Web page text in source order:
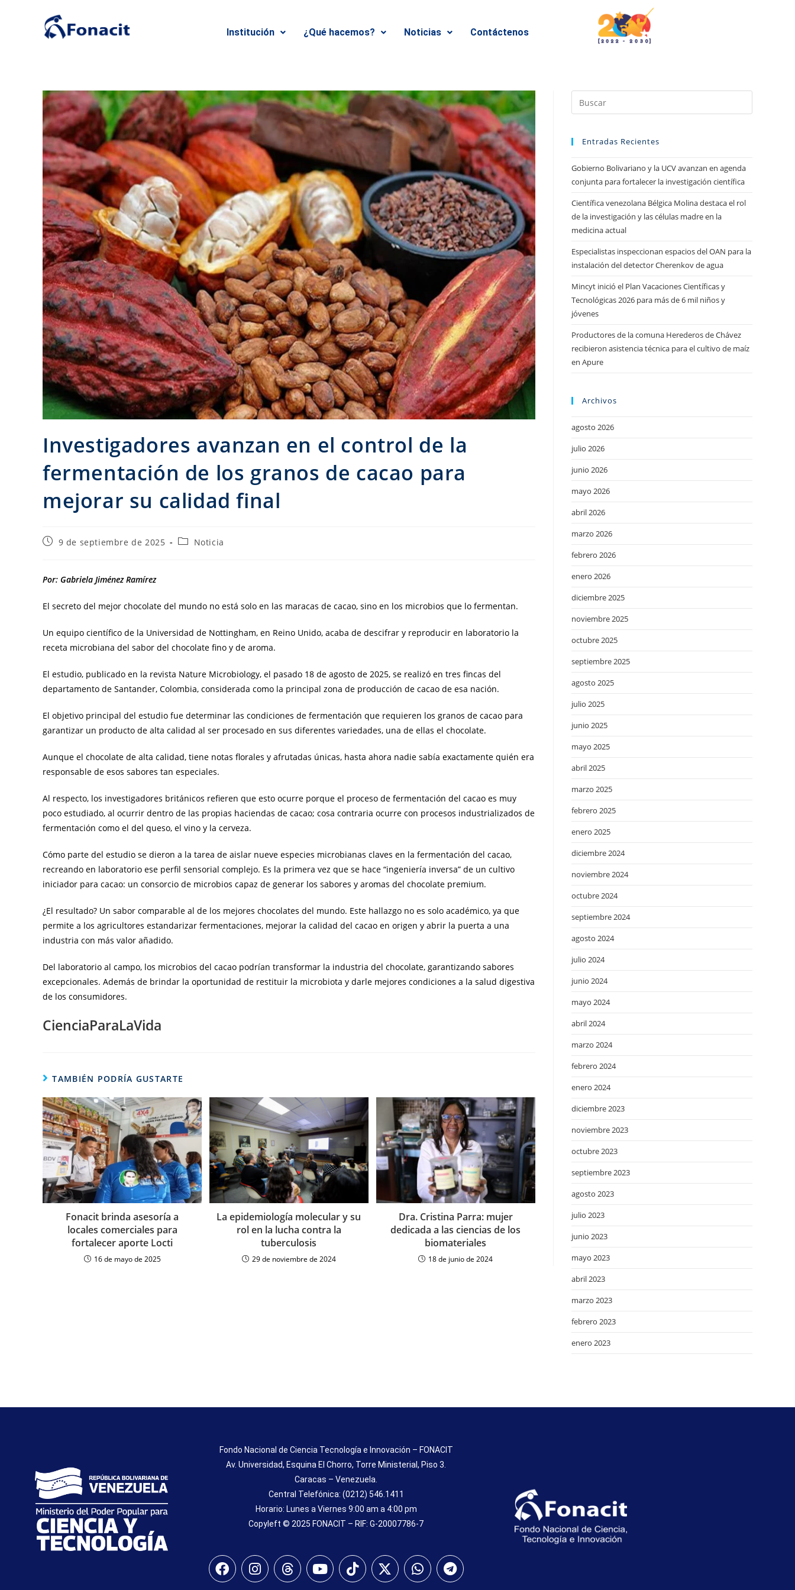
Institución ¿Qué hacemos? Noticias Contáctenos
Investigadores avanzan en el control de la
fermentación de los granos de cacao para
mejorar su calidad final
9 de septiembre de 2025 Noticia
Por: Gabriela Jiménez Ramírez
El secreto del mejor chocolate del mundo no está solo en las maracas de cacao, sino en los microbios que lo fermentan.
Un equipo científico de la Universidad de Nottingham, en Reino Unido, acaba de descifrar y reproducir en laboratorio la
receta microbiana del sabor del chocolate fino y de aroma.
El estudio, publicado en la revista Nature Microbiology, el pasado 18 de agosto de 2025, se realizó en tres fincas del
departamento de Santander, Colombia, considerada como la principal zona de producción de cacao de esa nación.
El objetivo principal del estudio fue determinar las condiciones de fermentación que requieren los granos de cacao para
garantizar un producto de alta calidad al ser procesado en sus diferentes variedades, una de ellas el chocolate.
Aunque el chocolate de alta calidad, tiene notas florales y afrutadas únicas, hasta ahora nadie sabía exactamente quién era
responsable de esos sabores tan especiales.
Al respecto, los investigadores británicos refieren que esto ocurre porque el proceso de fermentación del cacao es muy
poco estudiado, al ocurrir dentro de las propias haciendas de cacao; cosa contraria ocurre con procesos industrializados de
fermentación como el del queso, el vino y la cerveza.
Cómo parte del estudio se dieron a la tarea de aislar nueve especies microbianas claves en la fermentación del cacao,
recreando en laboratorio ese perfil sensorial complejo. Es la primera vez que se hace “ingeniería inversa” de un cultivo
iniciador para cacao: un consorcio de microbios capaz de generar los sabores y aromas del chocolate premium.
¿El resultado? Un sabor comparable al de los mejores chocolates del mundo. Este hallazgo no es solo académico, ya que
permite a los agricultores estandarizar fermentaciones, mejorar la calidad del cacao en origen y abrir la puerta a una
industria con más valor añadido.
Del laboratorio al campo, los microbios del cacao podrían transformar la industria del chocolate, garantizando sabores
excepcionales. Además de brindar la oportunidad de restituir la microbiota y darle mejores condiciones a la salud digestiva
de los consumidores.
CienciaParaLaVida
TAMBIÉN PODRÍA GUSTARTE
Fonacit brinda asesoría a
locales comerciales para
fortalecer aporte Locti
16 de mayo de 2025
La epidemiología molecular y su
rol en la lucha contra la
tuberculosis
29 de noviembre de 2024
Dra. Cristina Parra: mujer
dedicada a las ciencias de los
biomateriales
18 de junio de 2024
Entradas Recientes
Gobierno Bolivariano y la UCV avanzan en agenda
conjunta para fortalecer la investigación científica
Científica venezolana Bélgica Molina destaca el rol
de la investigación y las células madre en la
medicina actual
Especialistas inspeccionan espacios del OAN para la
instalación del detector Cherenkov de agua
Mincyt inició el Plan Vacaciones Científicas y
Tecnológicas 2026 para más de 6 mil niños y
jóvenes
Productores de la comuna Herederos de Chávez
recibieron asistencia técnica para el cultivo de maíz
en Apure
Archivos
agosto 2026
julio 2026
junio 2026
mayo 2026
abril 2026
marzo 2026
febrero 2026
enero 2026
diciembre 2025
noviembre 2025
octubre 2025
septiembre 2025
agosto 2025
julio 2025
junio 2025
mayo 2025
abril 2025
marzo 2025
febrero 2025
enero 2025
diciembre 2024
noviembre 2024
octubre 2024
septiembre 2024
agosto 2024
julio 2024
junio 2024
mayo 2024
abril 2024
marzo 2024
febrero 2024
enero 2024
diciembre 2023
noviembre 2023
octubre 2023
septiembre 2023
agosto 2023
julio 2023
junio 2023
mayo 2023
abril 2023
marzo 2023
febrero 2023
enero 2023
Fondo Nacional de Ciencia Tecnología e Innovación – FONACIT
Av. Universidad, Esquina El Chorro, Torre Ministerial, Piso 3.
Caracas – Venezuela.
Central Telefónica: (0212) 546.1411
Horario: Lunes a Viernes 9:00 am a 4:00 pm
Copyleft © 2025 FONACIT – RIF: G-20007786-7